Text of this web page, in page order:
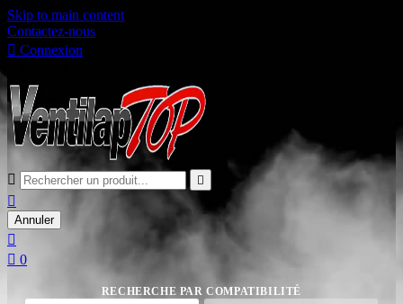
Skip to main content
Contactez-nous
 Connexion
 

Annuler

 0
RECHERCHE PAR COMPATIBILITÉ